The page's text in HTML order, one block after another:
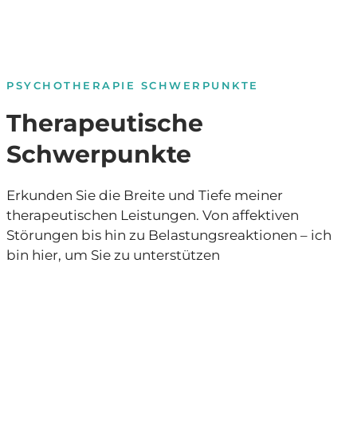
PSYCHOTHERAPIE SCHWERPUNKTE
Therapeutische
Schwerpunkte
Erkunden Sie die Breite und Tiefe meiner
therapeutischen Leistungen. Von affektiven
Störungen bis hin zu Belastungsreaktionen – ich
bin hier, um Sie zu unterstützen